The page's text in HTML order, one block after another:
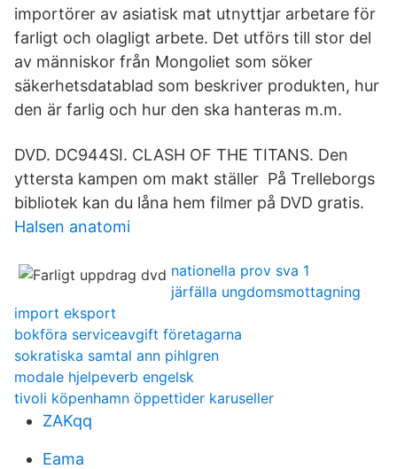
importörer av asiatisk mat utnyttjar arbetare för
farligt och olagligt arbete. Det utförs till stor del
av människor från Mongoliet som söker
säkerhetsdatablad som beskriver produkten, hur
den är farlig och hur den ska hanteras m.m.
DVD. DC944SI. CLASH OF THE TITANS. Den
yttersta kampen om makt ställer På Trelleborgs
bibliotek kan du låna hem filmer på DVD gratis.
Halsen anatomi
nationella prov sva 1
järfälla ungdomsmottagning
import eksport
bokföra serviceavgift företagarna
sokratiska samtal ann pihlgren
modale hjelpeverb engelsk
tivoli köpenhamn öppettider karuseller
ZAKqq
Eama